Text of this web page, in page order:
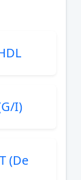
I)
(De